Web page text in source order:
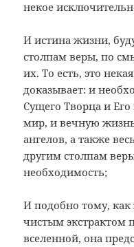
некое
И истина жизни,
столпам веры, по
их. То есть, это
доказывает: и
Сущего Творца и
мир, и вечную
ангелов, а также
другим столпам
необходимость;
И подобно тому,
чистым экстрактом
вселенной, она